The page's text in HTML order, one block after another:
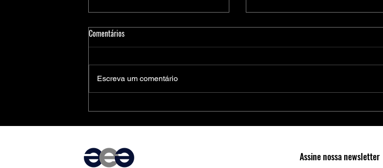
Medidores Inteligentes de Energia:
Comerciais e Industriais
Proteja Aplicações Críticas com os
Comentários
Escreva um comentário
Assine nossa newsletter